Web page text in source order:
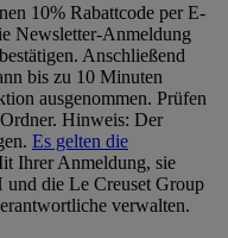
10% Rabattcode per E-
Newsletter-Anmeldung
Anschließend
bis zu 10 Minuten
ausgenommen. Prüfen
Hinweis: Der
Es gelten die
Ihrer Anmeldung, sie
und die Le Creuset Group
verwalten.